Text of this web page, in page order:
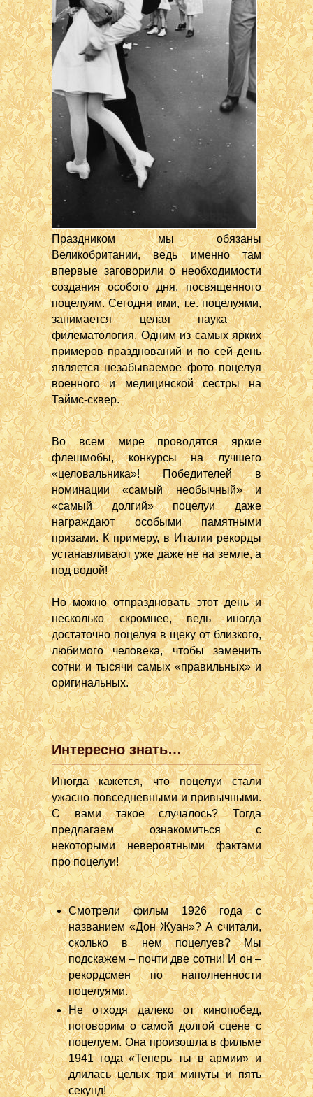
Праздником мы обязаны
Великобритании, ведь именно там
впервые заговорили о необходимости
создания особого дня, посвященного
поцелуям. Сегодня ими, т.е. поцелуями,
занимается целая наука –
филематология. Одним из самых ярких
примеров празднований и по сей день
является незабываемое фото поцелуя
военного и медицинской сестры на
Таймс-сквер.
Во всем мире проводятся яркие
флешмобы, конкурсы на лучшего
«целовальника»! Победителей в
номинации «самый необычный» и
«самый долгий» поцелуи даже
награждают особыми памятными
призами. К примеру, в Италии рекорды
устанавливают уже даже не на земле, а
под водой!
Но можно отпраздновать этот день и
несколько скромнее, ведь иногда
достаточно поцелуя в щеку от близкого,
любимого человека, чтобы заменить
сотни и тысячи самых «правильных» и
оригинальных.
Интересно знать…
Иногда кажется, что поцелуи стали
ужасно повседневными и привычными.
С вами такое случалось? Тогда
предлагаем ознакомиться с
некоторыми невероятными фактами
про поцелуи!
Смотрели фильм 1926 года с
названием «Дон Жуан»? А считали,
сколько в нем поцелуев? Мы
подскажем – почти две сотни! И он –
рекордсмен по наполненности
поцелуями.
Не отходя далеко от кинопобед,
поговорим о самой долгой сцене с
поцелуем. Она произошла в фильме
1941 года «Теперь ты в армии» и
длилась целых три минуты и пять
секунд!